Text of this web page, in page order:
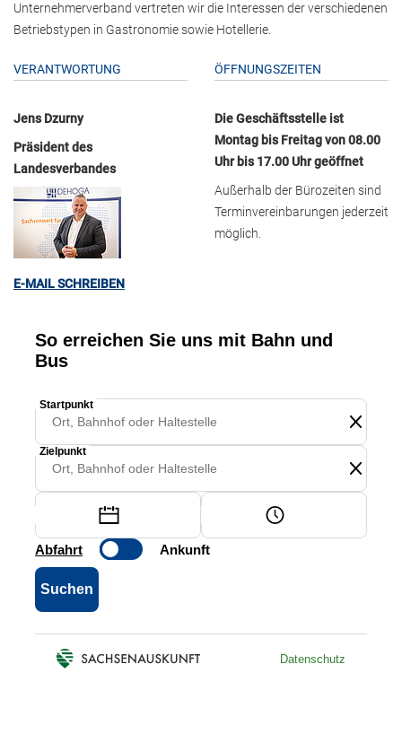
Unternehmerverband vertreten wir die Interessen der verschiedenen
Betriebstypen in Gastronomie sowie Hotellerie.
VERANTWORTUNG
Jens Dzurny
Präsident des
Landesverbandes
E-MAIL SCHREIBEN
ÖFFNUNGSZEITEN
Die Geschäftsstelle ist
Montag bis Freitag von 08.00
Uhr bis 17.00 Uhr geöffnet
Außerhalb der Bürozeiten sind
Terminvereinbarungen jederzeit
möglich.